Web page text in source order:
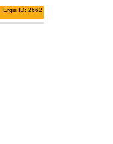
Ergis ID: 2662